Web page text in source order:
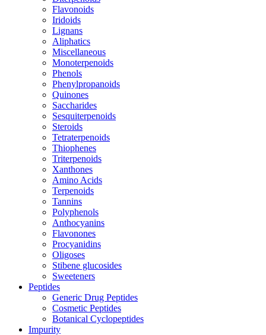
Flavonoids
Iridoids
Lignans
Aliphatics
Miscellaneous
Monoterpenoids
Phenols
Phenylpropanoids
Quinones
Saccharides
Sesquiterpenoids
Steroids
Tetraterpenoids
Thiophenes
Triterpenoids
Xanthones
Amino Acids
Terpenoids
Tannins
Polyphenols
Anthocyanins
Flavonones
Procyanidins
Oligoses
Stibene glucosides
Sweeteners
Peptides
Generic Drug Peptides
Cosmetic Peptides
Botanical Cyclopeptides
Impurity